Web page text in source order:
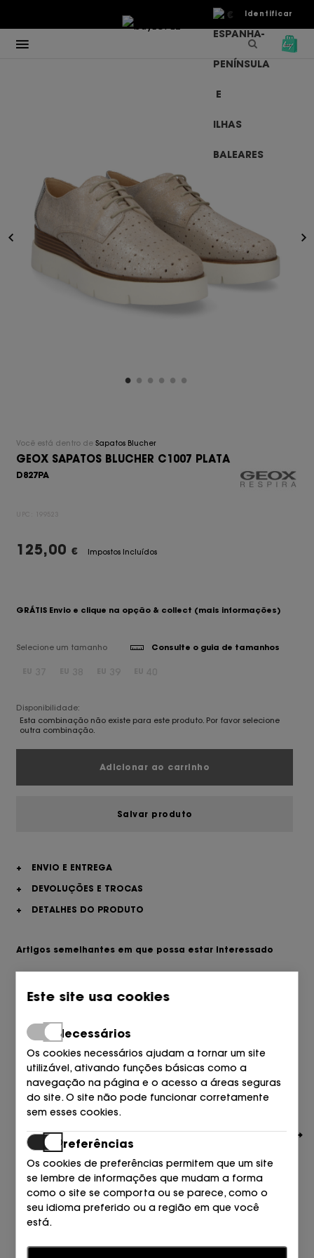
Identificar
€
Você está dentro de Sapatos Blucher
GEOX SAPATOS BLUCHER C1007 PLATA
D827PA
UPC: 199523
125,00 € Impostos Incluídos
GRÁTIS Envio e clique na opção & collect (mais informações)
Selecione um tamanho Consulte o guia de tamanhos
Disponibilidade:
Esta combinação não existe para este produto. Por favor selecione
outra combinação.
Adicionar ao carrinho
Salvar produto
+
ENVIO E ENTREGA
+
DEVOLUÇÕES E TROCAS
+
DETALHES DO PRODUTO
Artigos semelhantes em que possa estar interessado
CAMPER
BLUCHER WALLAVY PLATAFORMA PIEL NEGRO 001 PRETO
175,00€
Este site usa cookies
Necessários
Os cookies necessários ajudam a tornar um site
utilizável, ativando funções básicas como a
navegação na página e o acesso a áreas seguras
do site. O site não pode funcionar corretamente
sem esses cookies.
Preferências
Os cookies de preferências permitem que um site
se lembre de informações que mudam a forma
como o site se comporta ou se parece, como o
seu idioma preferido ou a região em que você
está.